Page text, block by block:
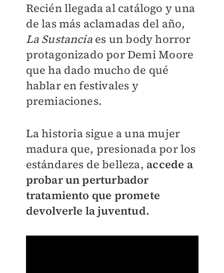
Recién llegada al catálogo y una
de las más aclamadas del año,
La Sustanciaes un body horror
protagonizado por Demi Moore
que ha dado mucho de qué
hablar en festivales y
premiaciones.
La historia sigue a una mujer
madura que, presionada por los
estándares de belleza, accede a
probar un perturbador
tratamiento que promete
devolverle la juventud.